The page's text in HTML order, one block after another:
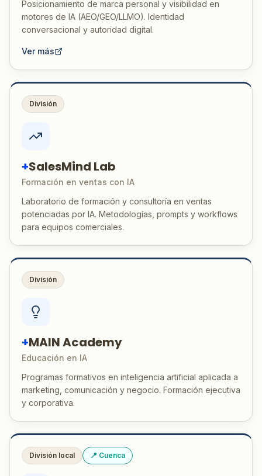
Posicionamiento de marca personal y visibilidad en
motores de IA (AEO/GEO/LLMO). Identidad
conversacional y autoridad digital.
Ver más
División
+SalesMind Lab
Formación en ventas con IA
Laboratorio de formación y consultoría en ventas
potenciadas por IA. Metodologías, prompts y workflows
para equipos comerciales.
División
+MAIN Academy
Educación en IA
Programas formativos en inteligencia artificial aplicada a
marketing, comunicación y negocio. Formación ejecutiva
y corporativa.
División local 📍 Cuenca